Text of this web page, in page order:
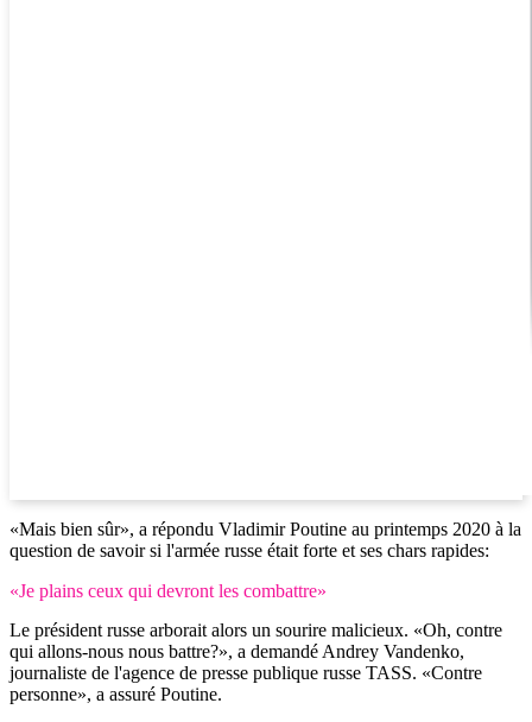
«Mais bien sûr», a répondu Vladimir Poutine au printemps 2020 à la
question de savoir si l'armée russe était forte et ses chars rapides:
«Je plains ceux qui devront les combattre»
Le président russe arborait alors un sourire malicieux. «Oh, contre
qui allons-nous nous battre?», a demandé Andrey Vandenko,
journaliste de l'agence de presse publique russe TASS. «Contre
personne», a assuré Poutine.